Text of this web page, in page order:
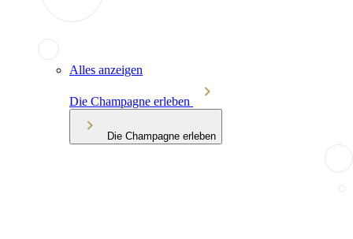
Alles anzeigen
Die Champagne erleben
Die Champagne erleben